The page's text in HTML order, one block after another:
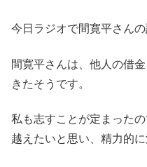
今日ラジオで間寛平さん
間寛平さんは、他人の借
きたそうです。
私も志すことが定まった
越えたいと思い、精力的に